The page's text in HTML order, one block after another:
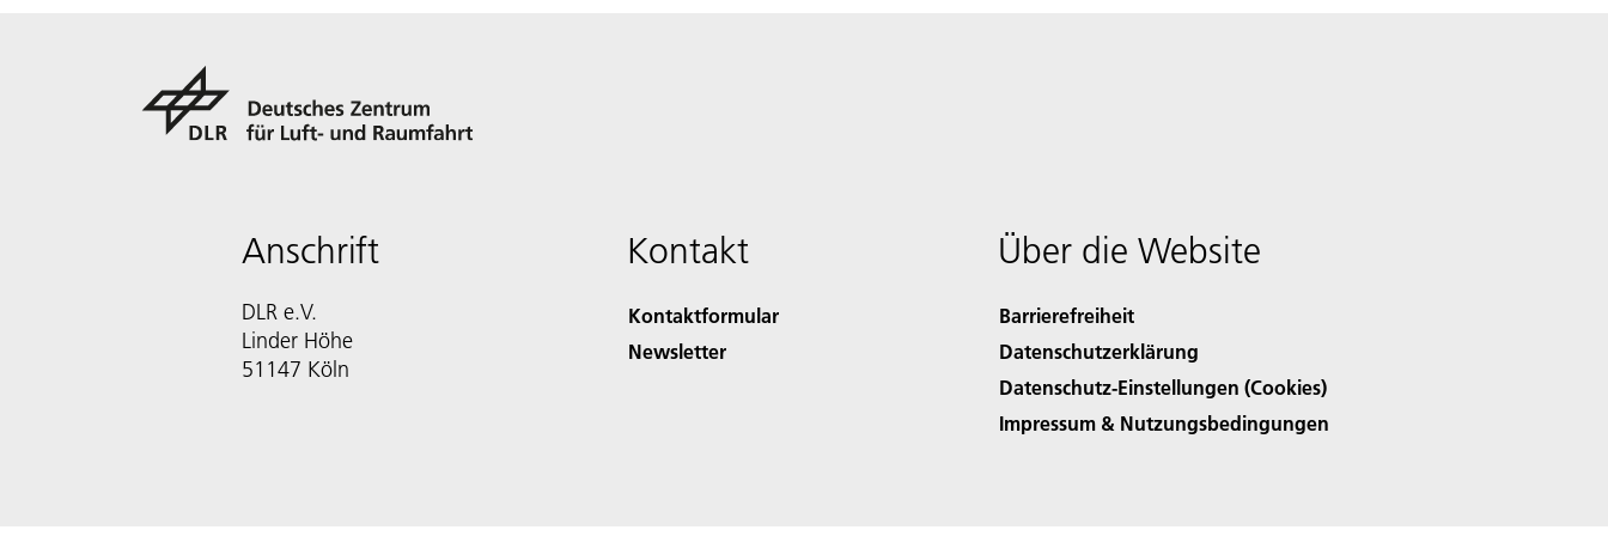
Anschrift
DLR e.V.
Linder Höhe
51147 Köln
Kontakt
Kontaktformular
Newsletter
Über die Website
Barrierefreiheit
Datenschutzerklärung
Datenschutz-Einstellungen (Cookies)
Impressum & Nutzungsbedingungen